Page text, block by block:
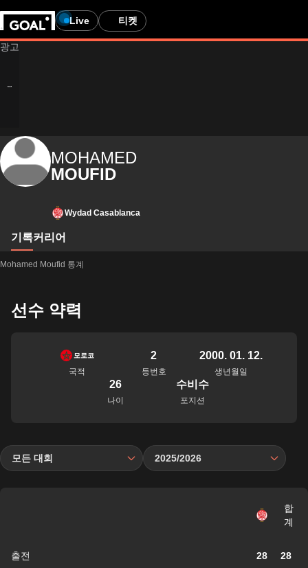
Live 티켓
MOHAMED
MOUFID
Wydad Casablanca
기록커리어
Mohamed Moufid 통계
선수 약력
모로코
국적
2
등번호
2000. 01. 12.
생년월일
26
나이
수비수
포지션
모든 대회 2025/2026
합
계
출전 28 28